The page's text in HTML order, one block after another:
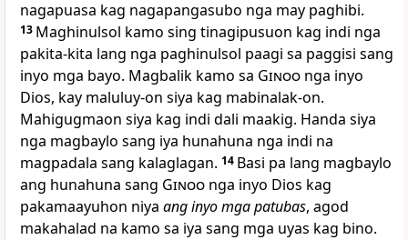
nagapuasa kag nagapangasubo nga may paghibi.
13 Maghinulsol kamo sing tinagipusuon kag indi nga
pakita-kita lang nga paghinulsol paagi sa paggisi sang
inyo mga bayo. Magbalik kamo sa Ginoo nga inyo
Dios, kay maluluy-on siya kag mabinalak-on.
Mahigugmaon siya kag indi dali maakig. Handa siya
nga magbaylo sang iya hunahuna nga indi na
magpadala sang kalaglagan. 14 Basi pa lang magbaylo
ang hunahuna sang Ginoo nga inyo Dios kag
pakamaayuhon niya ang inyo mga patubas, agod
makahalad na kamo sa iya sang mga uyas kag bino.